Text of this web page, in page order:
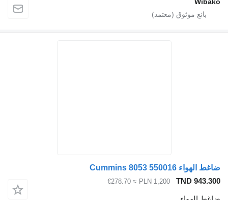
ضاغط الهواء Cummins 8053 550016
TND 943.300
PLN 1,200
≈ €278.70